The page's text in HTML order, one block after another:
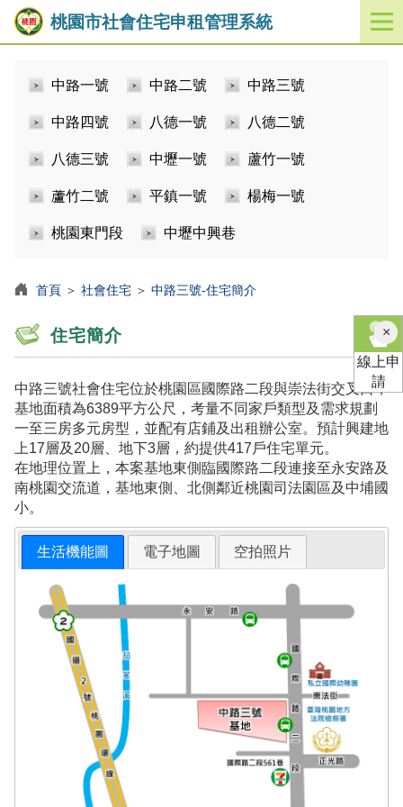
桃園市社會住宅申租管理系統
開
啟
中路一號 中路二號 中路三號
中路四號 八德一號 八德二號
八德三號 中壢一號 蘆竹一號
蘆竹二號 平鎮一號 楊梅一號
桃園東門段 中壢中興巷
首頁 ＞ 社會住宅 ＞ 中路三號-住宅簡介
住宅簡介
中路三號社會住宅位於桃園區國際路二段與崇法街交叉口，
基地面積為6389平方公尺，考量不同家戶類型及需求規劃
一至三房多元房型，並配有店鋪及出租辦公室。預計興建地
上17層及20層、地下3層，約提供417戶住宅單元。
在地理位置上，本案基地東側臨國際路二段連接至永安路及
南桃園交流道，基地東側、北側鄰近桃園司法園區及中埔國
小。
生活機能圖 電子地圖 空拍照片
×關
閉
線上申
請